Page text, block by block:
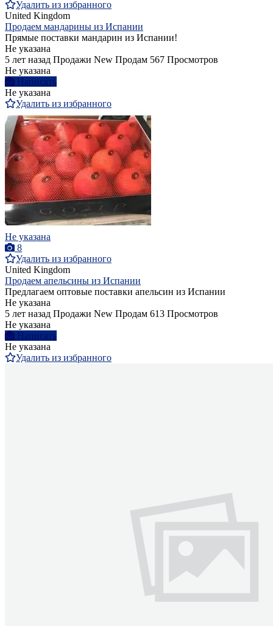
Удалить из избранного
United Kingdom
Продаем мандарины из Испании
Прямые поставки мандарин из Испании!
Не указана
5 лет назад Продажи New Продам 567 Просмотров
Не указана
Написать
Не указана
Удалить из избранного
Не указана
8
Удалить из избранного
United Kingdom
Продаем апельсины из Испании
Предлагаем оптовые поставки апельсин из Испании
Не указана
5 лет назад Продажи New Продам 613 Просмотров
Не указана
Написать
Не указана
Удалить из избранного